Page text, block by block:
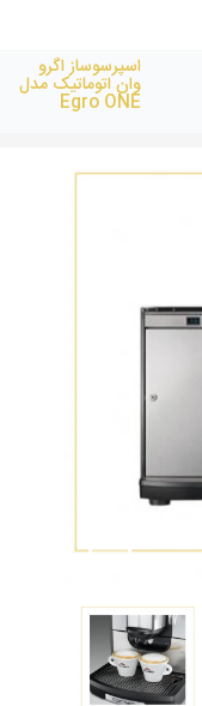
اسپرسوساز اگرو
وان اتوماتیک مدل
Egro ONE